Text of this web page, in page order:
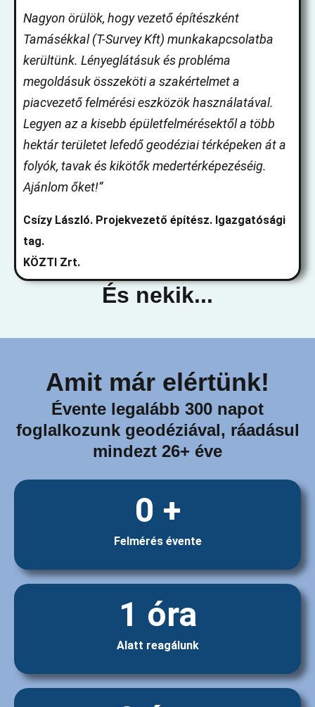
Nagyon örülök, hogy vezető építészként
Tamásékkal (T-Survey Kft) munkakapcsolatba
kerültünk. Lényeglátásuk és probléma
megoldásuk összeköti a szakértelmet a
piacvezető felmérési eszközök használatával.
Legyen az a kisebb épületfelmérésektől a több
hektár területet lefedő geodéziai térképeken át a
folyók, tavak és kikötők medertérképezéséig.
Ajánlom őket!”
Csízy László. Projekvezető építész. Igazgatósági
tag.
KÖZTI Zrt.
És nekik...
Amit már elértünk!
Évente legalább 300 napot
foglalkozunk geodéziával, ráadásul
mindezt 26+ éve
Felmérés évente
0 +
Alatt reagálunk
1 óra